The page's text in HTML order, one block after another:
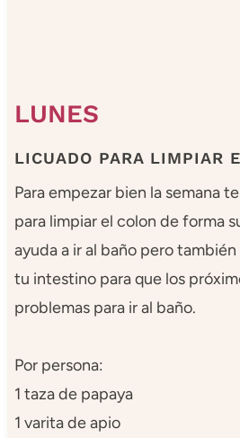
LUNES
LICUADO PARA LIMPIAR
Para empezar bien la semana
para limpiar el colon de forma
ayuda a ir al baño pero
tu intestino para que los
problemas para ir al baño.
Por persona:
1 taza de papaya
1 varita de apio